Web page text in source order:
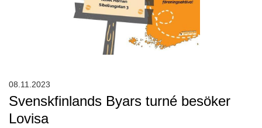
Svenskfinlands Byars turné besöker
Lovisa
08.11.2023